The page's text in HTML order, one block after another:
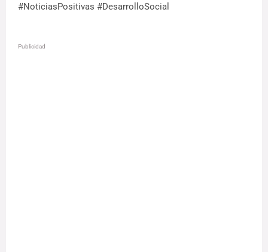
#NoticiasPositivas #DesarrolloSocial
Publicidad